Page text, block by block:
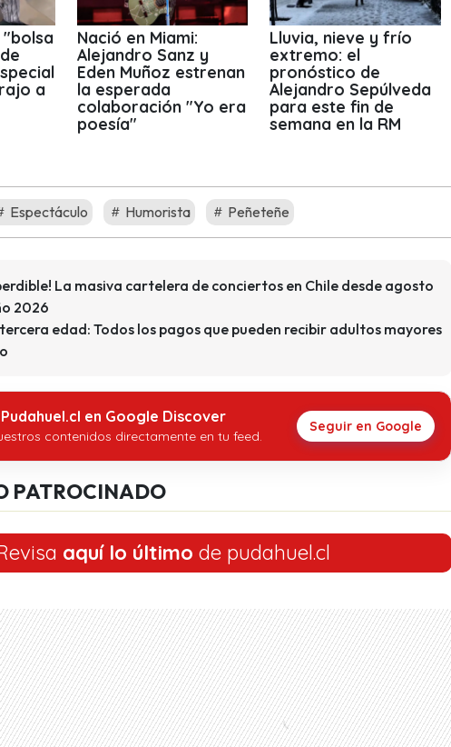
"bolsa
a
Nació en Miami:
Alejandro Sanz y
Eden Muñoz estrenan
la esperada
colaboración "Yo era
poesía"
Lluvia, nieve y frío
extremo: el
pronóstico de
Alejandro Sepúlveda
para este fin de
semana en la RM
Espectáculo Humorista Peñeteñe
La masiva cartelera de conciertos en Chile desde agosto
2026
edad: Todos los pagos que pueden recibir adultos mayores
en Google Discover
contenidos directamente en tu feed.
Seguir en Google
PATROCINADO
aquí lo último de pudahuel.cl